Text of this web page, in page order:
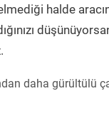
halde
daha gürültülü